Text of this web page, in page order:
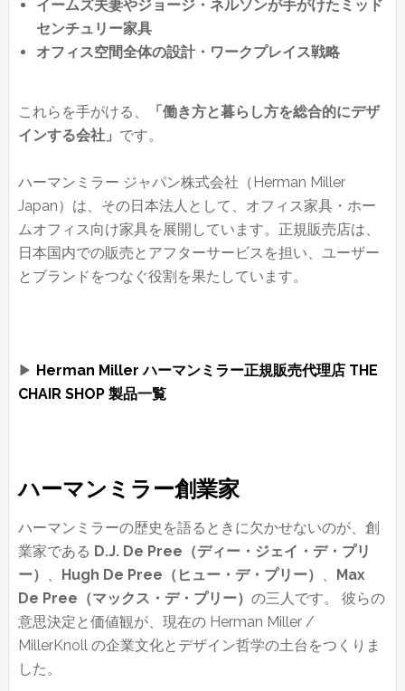
イームズ夫妻やジョージ・ネルソンが手がけたミッド
センチュリー家具
オフィス空間全体の設計・ワークプレイス戦略
これらを手がける、
「働き方と暮らし方を総合的にデザ
インする会社」 です。
ハーマンミラー ジャパン株式会社（Herman Miller
Japan）は、その日本法人として、オフィス家具・ホー
ムオフィス向け家具を展開しています。正規販売店は、
日本国内での販売とアフターサービスを担い、ユーザー
とブランドをつなぐ役割を果たしています。
▶ Herman Miller ハーマンミラー正規販売代理店 THE
CHAIR SHOP 製品一覧
ハーマンミラー創業家
ハーマンミラーの歴史を語るときに欠かせないのが、創
業家である D.J. De Pree（ディー・ジェイ・デ・プリ
ー） 、 Hugh De Pree（ヒュー・デ・プリー） 、
Max
De Pree（マックス・デ・プリー） の三人です。 彼らの
意思決定と価値観が、現在の Herman Miller /
MillerKnoll の企業文化とデザイン哲学の土台をつくりま
した。